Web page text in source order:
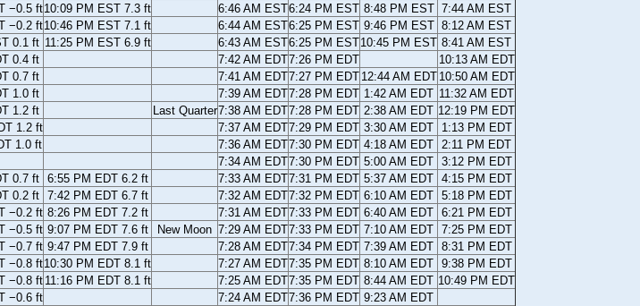
−0.5 ft10:09 PM EST 7.3 ft 6:46 AM EST6:24 PM EST 8:48 PM EST 7:44 AM EST
−0.2 ft10:46 PM EST 7.1 ft 6:44 AM EST6:25 PM EST 9:46 PM EST 8:12 AM EST
0.1 ft 11:25 PM EST 6.9 ft 6:43 AM EST6:25 PM EST10:45 PM EST 8:41 AM EST
0.4 ft 7:42 AM EDT7:26 PM EDT
10:13 AM EDT
0.7 ft 7:41 AM EDT7:27 PM EDT 12:44 AM EDT 10:50 AM EDT
1.0 ft 7:39 AM EDT7:28 PM EDT 1:42 AM EDT 11:32 AM EDT
1.2 ft Last Quarter7:38 AM EDT7:28 PM EDT 2:38 AM EDT 12:19 PM EDT
1.2 ft 7:37 AM EDT7:29 PM EDT 3:30 AM EDT
1:13 PM EDT
1.0 ft 7:36 AM EDT7:30 PM EDT 4:18 AM EDT 2:11 PM EDT
7:34 AM EDT7:30 PM EDT 5:00 AM EDT 3:12 PM EDT
0.7 ft 6:55 PM EDT 6.2 ft 7:33 AM EDT7:31 PM EDT 5:37 AM EDT 4:15 PM EDT
0.2 ft 7:42 PM EDT 6.7 ft 7:32 AM EDT7:32 PM EDT 6:10 AM EDT 5:18 PM EDT
−0.2 ft 8:26 PM EDT 7.2 ft 7:31 AM EDT7:33 PM EDT 6:40 AM EDT 6:21 PM EDT
−0.5 ft 9:07 PM EDT 7.6 ft New Moon 7:29 AM EDT7:33 PM EDT 7:10 AM EDT 7:25 PM EDT
−0.7 ft 9:47 PM EDT 7.9 ft 7:28 AM EDT7:34 PM EDT 7:39 AM EDT 8:31 PM EDT
−0.8 ft10:30 PM EDT 8.1 ft 7:27 AM EDT7:35 PM EDT 8:10 AM EDT 9:38 PM EDT
−0.8 ft 11:16 PM EDT 8.1 ft 7:25 AM EDT7:35 PM EDT 8:44 AM EDT 10:49 PM EDT
−0.6 ft 7:24 AM EDT7:36 PM EDT 9:23 AM EDT